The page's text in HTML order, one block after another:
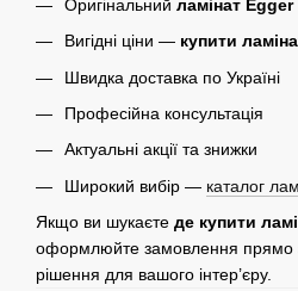
Оригінальний ламінат Egger
Вигідні ціни — купити
Швидка доставка по Україні
Професійна консультація
Актуальні акції та знижки
Широкий вибір — каталог
Якщо ви шукаєте де купити
оформлюйте замовлення прямо
рішення для вашого інтер’єру.